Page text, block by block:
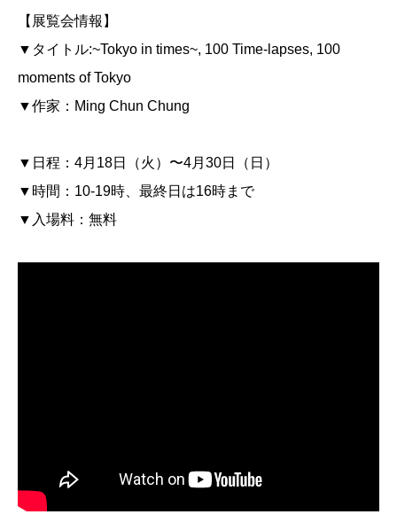
【展覧会情報】
▼タイトル:~Tokyo in times~, 100 Time-lapses, 100
moments of Tokyo
▼作家：Ming Chun Chung
▼日程：4月18日（火）〜4月30日（日）
▼時間：10-19時、最終日は16時まで
▼入場料：無料